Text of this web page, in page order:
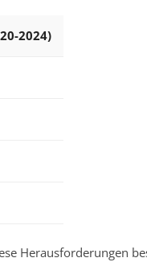
2024)
Herausforderungen